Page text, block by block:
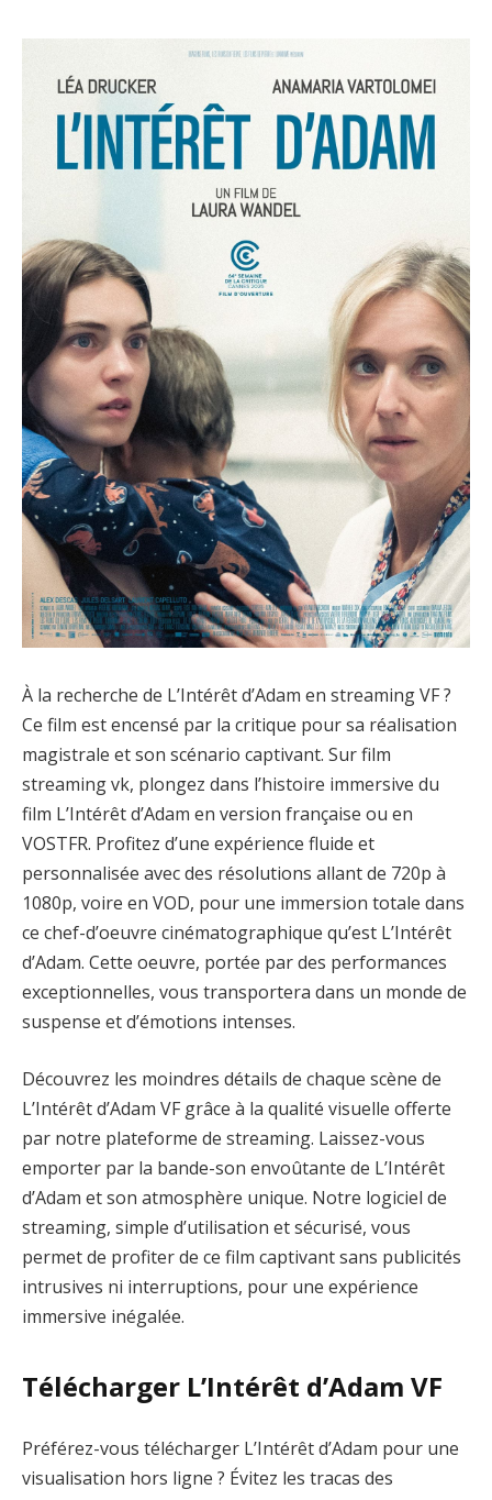
À la recherche de L’Intérêt d’Adam en streaming VF ?
Ce film est encensé par la critique pour sa réalisation
magistrale et son scénario captivant. Sur film
streaming vk, plongez dans l’histoire immersive du
film L’Intérêt d’Adam en version française ou en
VOSTFR. Profitez d’une expérience fluide et
personnalisée avec des résolutions allant de 720p à
1080p, voire en VOD, pour une immersion totale dans
ce chef-d’oeuvre cinématographique qu’est L’Intérêt
d’Adam. Cette oeuvre, portée par des performances
exceptionnelles, vous transportera dans un monde de
suspense et d’émotions intenses.
Découvrez les moindres détails de chaque scène de
L’Intérêt d’Adam VF grâce à la qualité visuelle offerte
par notre plateforme de streaming. Laissez-vous
emporter par la bande-son envoûtante de L’Intérêt
d’Adam et son atmosphère unique. Notre logiciel de
streaming, simple d’utilisation et sécurisé, vous
permet de profiter de ce film captivant sans publicités
intrusives ni interruptions, pour une expérience
immersive inégalée.
Télécharger L’Intérêt d’Adam VF
Préférez-vous télécharger L’Intérêt d’Adam pour une
visualisation hors ligne ? Évitez les tracas des